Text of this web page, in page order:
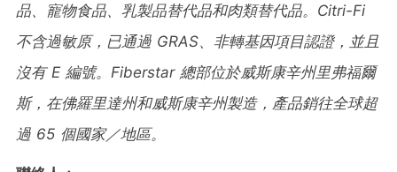
品、寵物食品、乳製品替代品和肉類替代品。 Citri-Fi
不含過敏原，已通過 GRAS、非轉基因項目認證，並且
沒有E 編號。 Fiberstar 總部位於威斯康辛州里弗福爾
斯，在佛羅里達州和威斯康辛州製造， 產品銷往全球超
過 65 個國家／地區。